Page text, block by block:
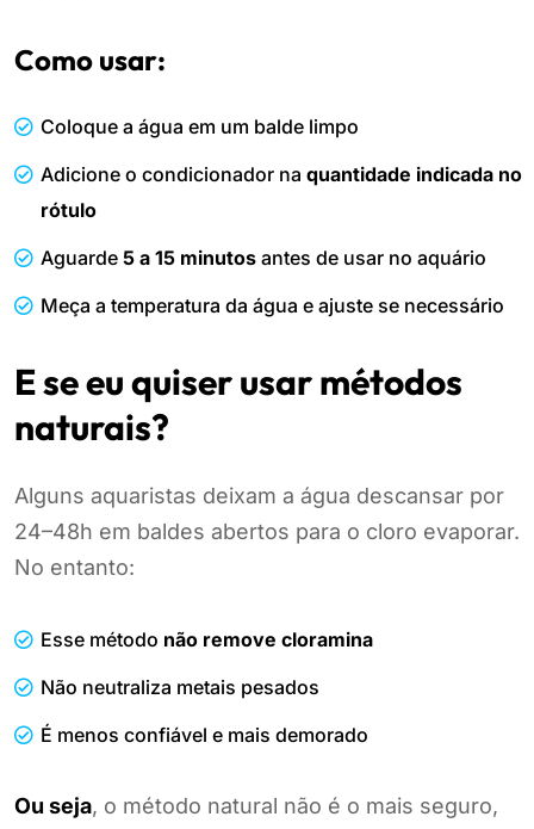
Como usar:
Coloque a água em um balde limpo
Adicione o condicionador na quantidade indicada no
rótulo
Aguarde 5 a 15 minutos antes de usar no aquário
Meça a temperatura da água e ajuste se necessário
E se eu quiser usar métodos
naturais?
Alguns aquaristas deixam a água descansar por
24–48h em baldes abertos para o cloro evaporar.
No entanto:
Esse método não remove cloramina
Não neutraliza metais pesados
É menos confiável e mais demorado
Ou seja, o método natural não é o mais seguro,